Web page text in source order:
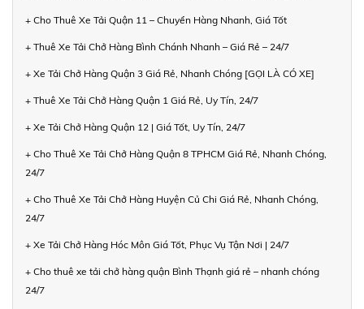
+ Cho Thuê Xe Tải Quận 11 – Chuyển Hàng Nhanh, Giá Tốt
+ Thuê Xe Tải Chở Hàng Bình Chánh Nhanh – Giá Rẻ – 24/7
+ Xe Tải Chở Hàng Quận 3 Giá Rẻ, Nhanh Chóng [GỌI LÀ CÓ XE]
+ Thuê Xe Tải Chở Hàng Quận 1 Giá Rẻ, Uy Tín, 24/7
+ Xe Tải Chở Hàng Quận 12 | Giá Tốt, Uy Tín, 24/7
+ Cho Thuê Xe Tải Chở Hàng Quận 8 TPHCM Giá Rẻ, Nhanh Chóng,
24/7
+ Cho Thuê Xe Tải Chở Hàng Huyện Củ Chi Giá Rẻ, Nhanh Chóng,
24/7
+ Xe Tải Chở Hàng Hóc Môn Giá Tốt, Phục Vụ Tận Nơi | 24/7
+ Cho thuê xe tải chở hàng quận Bình Thạnh giá rẻ – nhanh chóng
24/7